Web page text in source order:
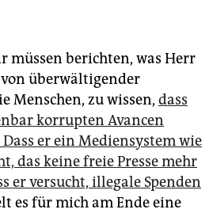
müssen berichten, was Herr
von überwältigender
Menschen, zu wissen, dass
korrupten Avancen
er ein Mediensystem wie
das keine freie Presse mehr
er versucht, illegale Spenden
es für mich am Ende eine